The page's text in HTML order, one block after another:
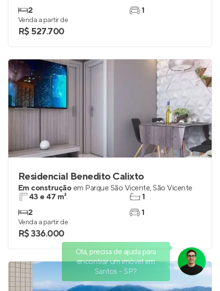
2
1
Venda a partir de
R$ 527.700
Residencial Benedito Calixto
Em construção em Parque São Vicente,São Vicente
43 e 47 m²
2
1
1
Venda a partir de
R$ 336.000
Olá, precisa de ajuda para
encontrar um imóvel em
Santos - SP?